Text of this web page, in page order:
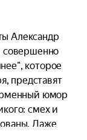
Александр
совершенно
которое
представят
юмор
смех и
Даже